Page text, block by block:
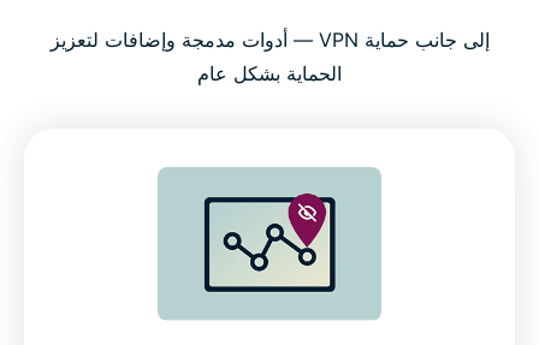
إلى جانب حماية VPN — أدوات مدمجة وإضافات لتعزيز
الحماية بشكل عام